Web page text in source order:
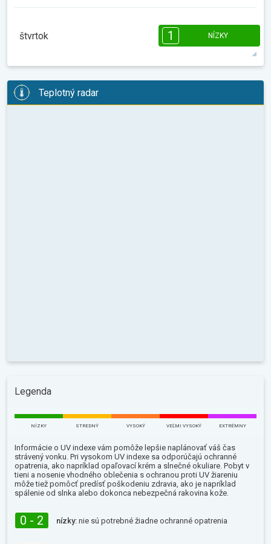
14:00 16:00 18:00
18:38 8°
štvrtok 1 NÍZKY
08:00
11°
Teplotný radar
Legenda
NÍZKY STREDNÝ VYSOKÝ VEĽMI VYSOKÝ EXTRÉMNY
Informácie o UV indexe vám pomôže lepšie naplánovať váš čas
strávený vonku. Pri vysokom UV indexe sa odporúčajú ochranné
opatrenia, ako napríklad opaľovací krém a slnečné okuliare. Pobyt v
tieni a nosenie vhodného oblečenia s ochranou proti UV žiareniu
môže tiež pomôcť predísť poškodeniu zdravia, ako je napríklad
spálenie od slnka alebo dokonca nebezpečná rakovina kože.
0 - 2 nízky: nie sú potrebné žiadne ochranné opatrenia